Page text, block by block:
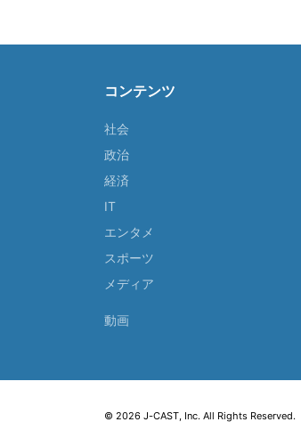
コンテンツ
社会
政治
経済
IT
エンタメ
スポーツ
メディア
動画
© 2026 J-CAST, Inc. All Rights Reserved.